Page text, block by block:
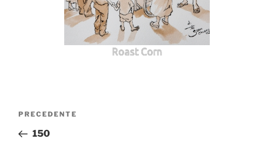
Roast Corn
Navigazione
Articolo
precedente:
PRECEDENTE
150